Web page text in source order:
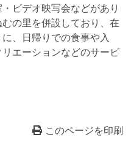
ビデオ映写会などがあり
の里を併設しており、在
、日帰りでの食事や入
エーションなどのサービ
このページを印刷